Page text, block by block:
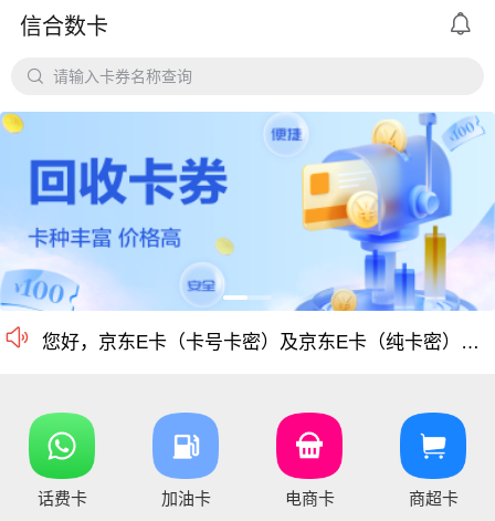
信合数卡 
 请输入卡券名称查询

尊敬的信合用户您好：目前银行卡，支付宝提现已恢复正常 ，欢迎提卡
通知：支付宝提现通道暂时维护，恢复另行通知，带来的不便敬请谅解！
您好，京东E卡（卡号卡密）及京东E卡（纯卡密）50-5000面值卡已维护 ，请贵司及时做好调整 ，恢复待通知
您好，通兑一卡通临时维护，麻烦暂停提交订单，恢复通知！
平台对京东e卡、携程任我行长期有大量需求，欢迎有各类有相关资源的个人和企业长期合作。
价格公道、稳定需求，长期回收京东E卡、携程卡。
仅支持合法合规的正规卡合作，您可以直接在平台
信合长期大量回收各类礼品卡、游戏点卡、话费卡、
京东E卡500面值以上寄售回收价格上调至965折
电商卡如京东卡、沃尔玛、盒马卡、瑞祥卡、天猫卡、苏宁、携程等等
话费卡 加油卡 电商卡 商超卡